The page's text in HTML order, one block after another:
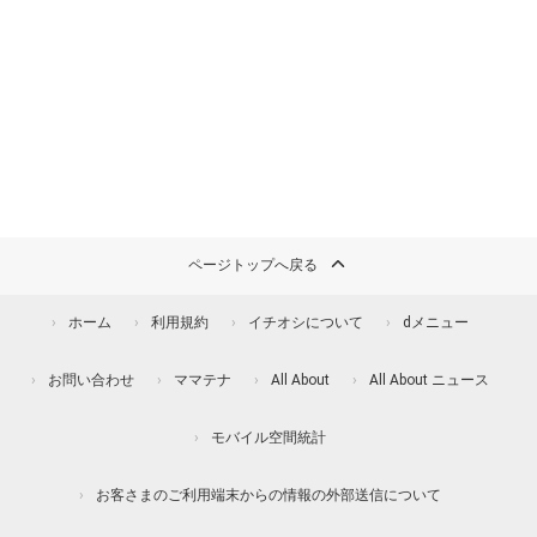
ページトップへ戻る
ホーム 利用規約 イチオシについて dメニュー
お問い合わせ ママテナ All About All About ニュース
モバイル空間統計
お客さまのご利用端末からの情報の外部送信について